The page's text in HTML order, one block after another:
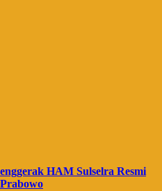
HAM Sulselra Resmi